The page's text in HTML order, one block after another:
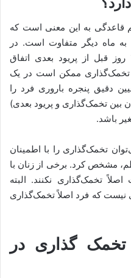
قاعدگی به این معنی است که
ماه دیگر متفاوت است. در
چرخه‌های منظم، معمولاً حدود ۱۴ روز قبل از پریود بعدی اتفاق
تخمک‌گذاری ممکن است در یک
دقیق پنجره باروری فرد را
بین تخمک‌گذاری و پریود بعدی)
باشد.
تخمک‌گذاری را با اطمینان
مشخص کرد. برخی از زنان با
تخمک‌گذاری نکنند. البته
نیست که فرد اصلاً تخمک‌گذاری
گذاری در